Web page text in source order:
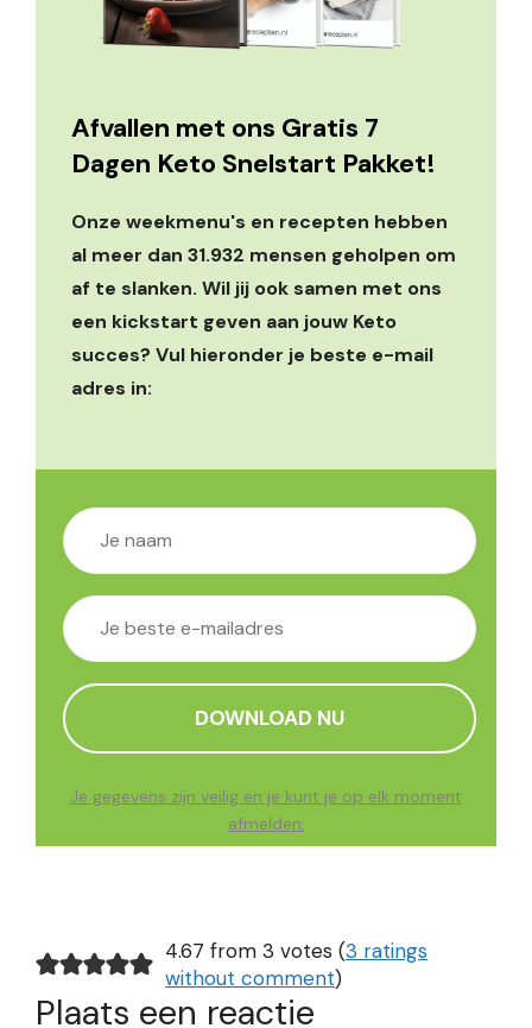
Afvallen met ons Gratis 7
Dagen Keto Snelstart Pakket!
Onze weekmenu's en recepten hebben
al meer dan 31.932 mensen geholpen om
af te slanken. Wil jij ook samen met ons
een kickstart geven aan jouw Keto
succes? Vul hieronder je beste e-mail
adres in:
Je gegevens zijn veilig en je kunt je op elk moment
afmelden.
4.67 from 3 votes (3 ratings
without comment)
Plaats een reactie